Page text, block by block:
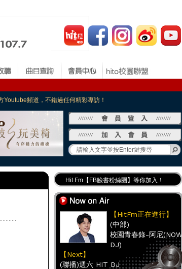
Youtube頻道，不錯過任何精彩專訪！
Hit Fm【FB臉書粉絲團】等你加入！
最專業《DJ推薦》好音樂千萬別錯過！
好康報報 最新優惠訊息都在這！
Hit Fm的【IG】新鮮又好玩快加入！
【HitFm正在進行】
(中部)
校園青春錄-阿尼(NOW
DJ)
【Next】
(聯播)週六 HIT DJ